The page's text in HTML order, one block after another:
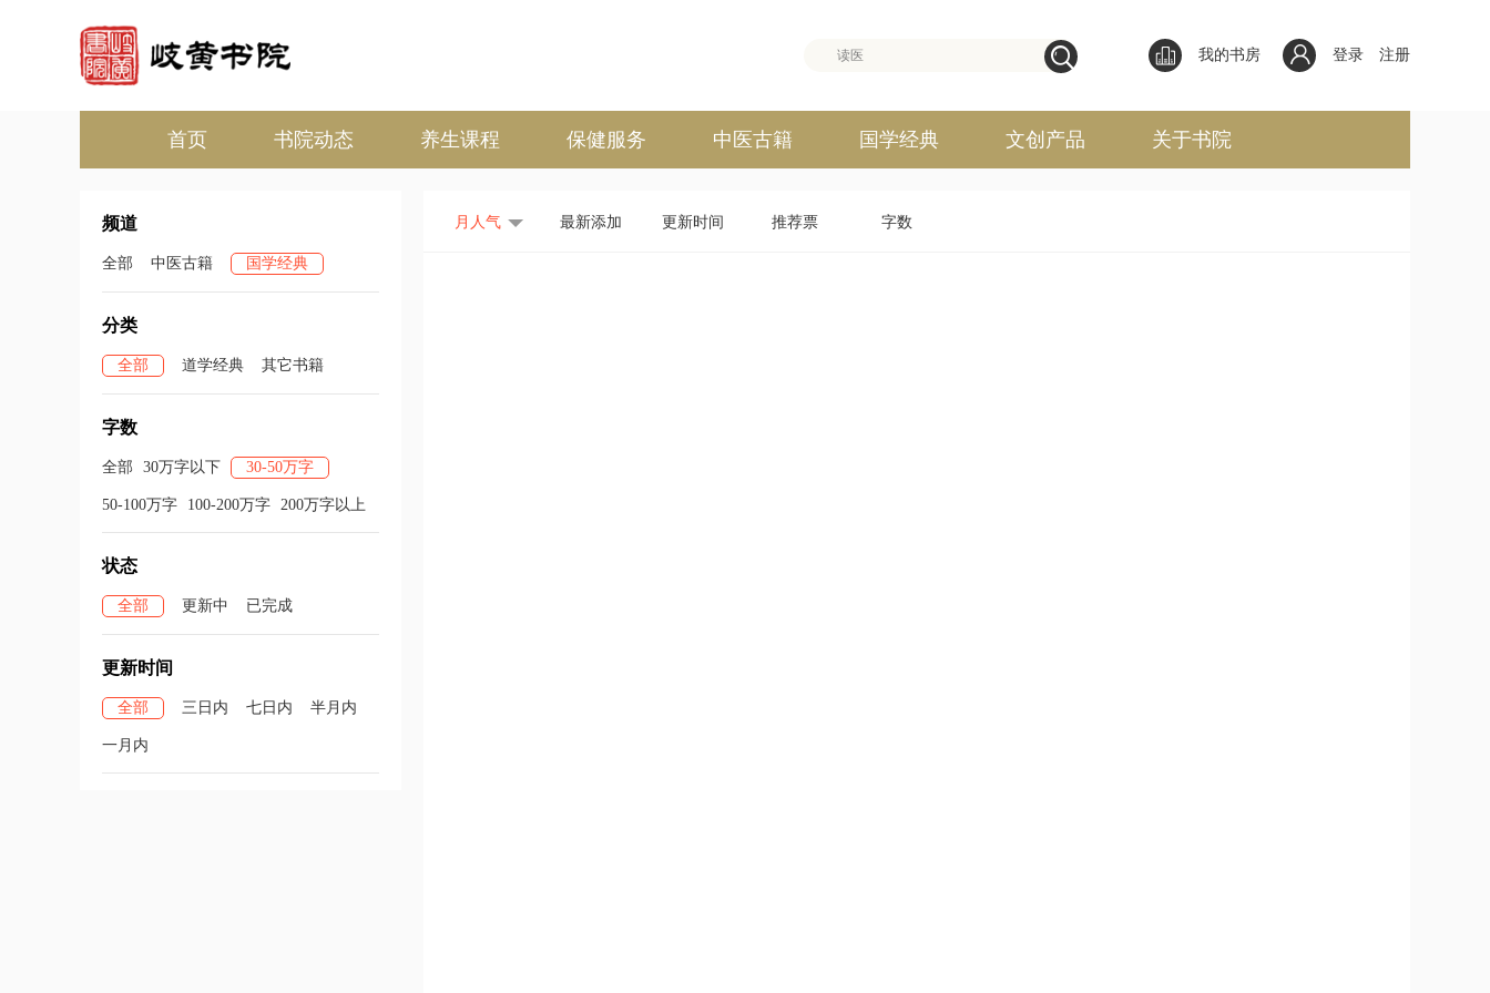
登录 注册
我的书房
首页 书院动态 养生课程 保健服务 中医古籍 国学经典 文创产品 关于书院
频道
全部 中医古籍 国学经典
分类
全部 道学经典 其它书籍
字数
全部 30万字以下 30-50万字
50-100万字 100-200万字 200万字以上
状态
全部 更新中 已完成
更新时间
全部 三日内 七日内 半月内
一月内
月人气 最新添加 更新时间 推荐票 字数